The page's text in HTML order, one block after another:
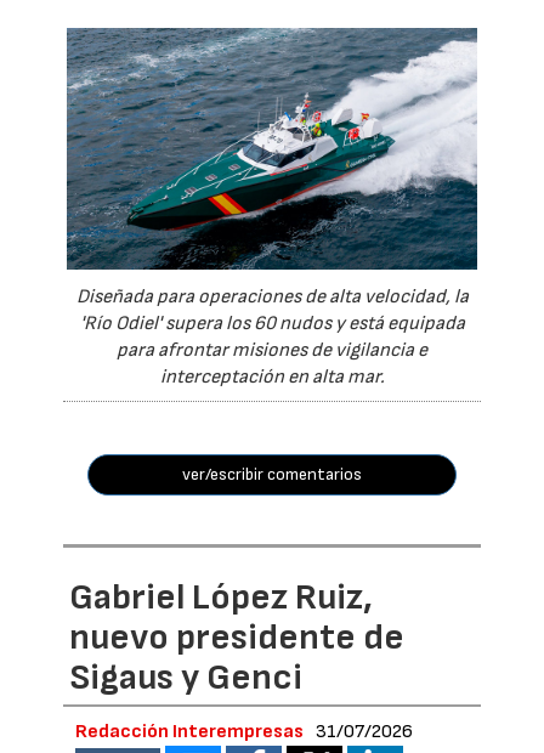
Diseñada para operaciones de alta velocidad, la
'Río Odiel' supera los 60 nudos y está equipada
para afrontar misiones de vigilancia e
interceptación en alta mar.
ver/escribir comentarios
Gabriel López Ruiz,
nuevo presidente de
Sigaus y Genci
Redacción Interempresas 31/07/2026